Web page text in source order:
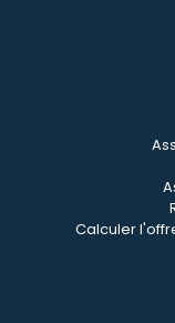
Calculer